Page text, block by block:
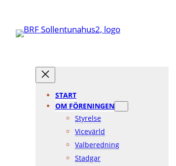
innehåll
START
OM FÖRENINGEN
Styrelse
Vicevärld
Valberedning
Stadgar